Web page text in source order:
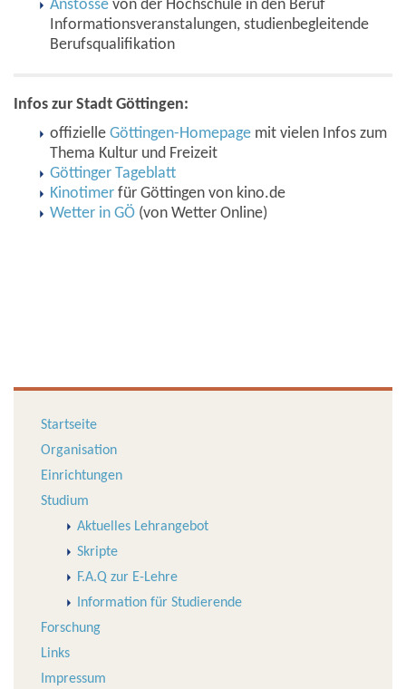
Anstösse von der Hochschule in den Beruf
Informationsveranstalungen, studienbegleitende
Berufsqualifikation
Infos zur Stadt Göttingen:
offizielle Göttingen-Homepage mit vielen Infos zum
Thema Kultur und Freizeit
Göttinger Tageblatt
Kinotimer für Göttingen von kino.de
Wetter in GÖ (von Wetter Online)
Startseite
Organisation
Einrichtungen
Studium
Aktuelles Lehrangebot
Skripte
F.A.Q zur E-Lehre
Information für Studierende
Forschung
Links
Impressum